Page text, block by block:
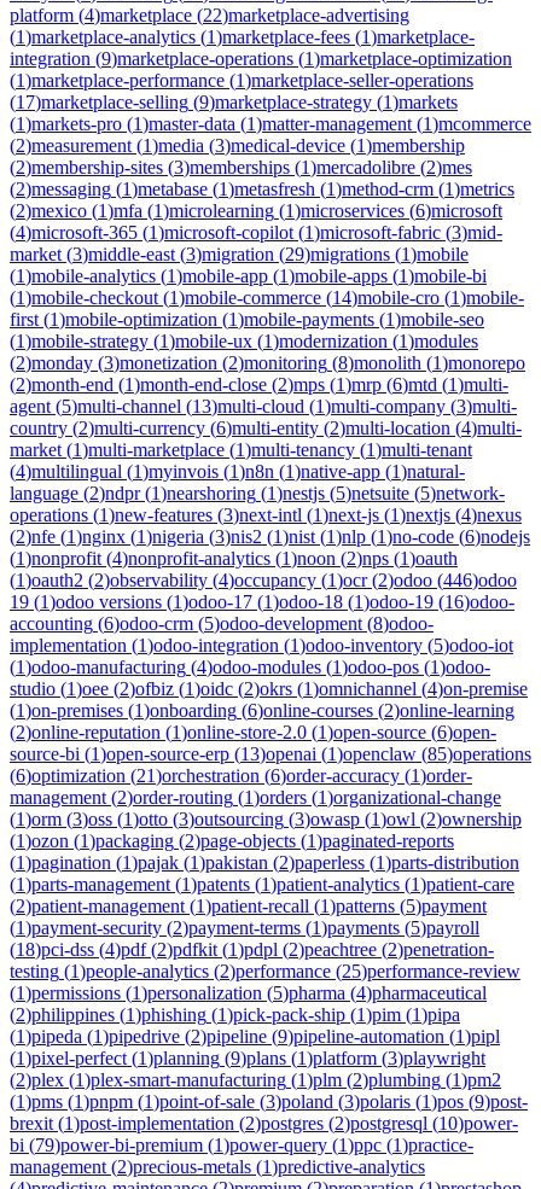
platform (4)marketplace (22)marketplace-advertising
(1)marketplace-analytics (1)marketplace-fees (1)marketplace-
integration (9)marketplace-operations (1)marketplace-optimization
(1)marketplace-performance (1)marketplace-seller-operations
(17)marketplace-selling (9)marketplace-strategy (1)markets
(1)markets-pro (1)master-data (1)matter-management (1)mcommerce
(2)measurement (1)media (3)medical-device (1)membership
(2)membership-sites (3)memberships (1)mercadolibre (2)mes
(2)messaging (1)metabase (1)metasfresh (1)method-crm (1)metrics
(2)mexico (1)mfa (1)microlearning (1)microservices (6)microsoft
(4)microsoft-365 (1)microsoft-copilot (1)microsoft-fabric (3)mid-
market (3)middle-east (3)migration (29)migrations (1)mobile
(1)mobile-analytics (1)mobile-app (1)mobile-apps (1)mobile-bi
(1)mobile-checkout (1)mobile-commerce (14)mobile-cro (1)mobile-
first (1)mobile-optimization (1)mobile-payments (1)mobile-seo
(1)mobile-strategy (1)mobile-ux (1)modernization (1)modules
(2)monday (3)monetization (2)monitoring (8)monolith (1)monorepo
(2)month-end (1)month-end-close (2)mps (1)mrp (6)mtd (1)multi-
agent (5)multi-channel (13)multi-cloud (1)multi-company (3)multi-
country (2)multi-currency (6)multi-entity (2)multi-location (4)multi-
market (1)multi-marketplace (1)multi-tenancy (1)multi-tenant
(4)multilingual (1)myinvois (1)n8n (1)native-app (1)natural-
language (2)ndpr(1)nearshoring (1)nestjs (5)netsuite (5)network-
operations (1)new-features (3)next-intl (1)next-js (1)nextjs (4)nexus
(2)nfe (1)nginx (1)nigeria (3)nis2 (1)nist (1)nlp (1)no-code (6)nodejs
(1)nonprofit (4)nonprofit-analytics (1)noon (2)nps (1)oauth
(1)oauth2 (2)observability (4)occupancy (1)ocr(2)odoo (446)odoo
19 (1)odoo versions (1)odoo-17 (1)odoo-18 (1)odoo-19 (16)odoo-
accounting (6)odoo-crm (5)odoo-development (8)odoo-
implementation (1)odoo-integration (1)odoo-inventory (5)odoo-iot
(1)odoo-manufacturing (4)odoo-modules (1)odoo-pos (1)odoo-
studio (1)oee (2)ofbiz (1)oidc (2)okrs (1)omnichannel (4)on-premise
(1)on-premises (1)onboarding (6)online-courses (2)online-learning
(2)online-reputation (1)online-store-2.0 (1)open-source (6)open-
source-bi (1)open-source-erp (13)openai (1)openclaw (85)operations
(6)optimization (21)orchestration (6)order-accuracy (1)order-
management (2)order-routing (1)orders (1)organizational-change
(1)orm (3)oss (1)otto (3)outsourcing (3)owasp (1)owl (2)ownership
(1)ozon (1)packaging (2)page-objects (1)paginated-reports
(1)pagination (1)pajak (1)pakistan (2)paperless (1)parts-distribution
(1)parts-management (1)patents (1)patient-analytics (1)patient-care
(2)patient-management (1)patient-recall (1)patterns (5)payment
(1)payment-security (2)payment-terms (1)payments (5)payroll
(18)pci-dss (4)pdf(2)pdfkit (1)pdpl (2)peachtree (2)penetration-
testing (1)people-analytics (2)performance (25)performance-review
(1)permissions (1)personalization (5)pharma (4)pharmaceutical
(2)philippines (1)phishing (1)pick-pack-ship (1)pim (1)pipa
(1)pipeda (1)pipedrive (2)pipeline (9)pipeline-automation (1)pipl
(1)pixel-perfect (1)planning (9)plans (1)platform (3)playwright
(2)plex (1)plex-smart-manufacturing (1)plm (2)plumbing (1)pm2
(1)pms (1)pnpm (1)point-of-sale (3)poland (3)polaris (1)pos (9)post-
brexit (1)post-implementation (2)postgres (2)postgresql (10)power-
bi (79)power-bi-premium (1)power-query (1)ppc (1)practice-
management (2)precious-metals (1)predictive-analytics